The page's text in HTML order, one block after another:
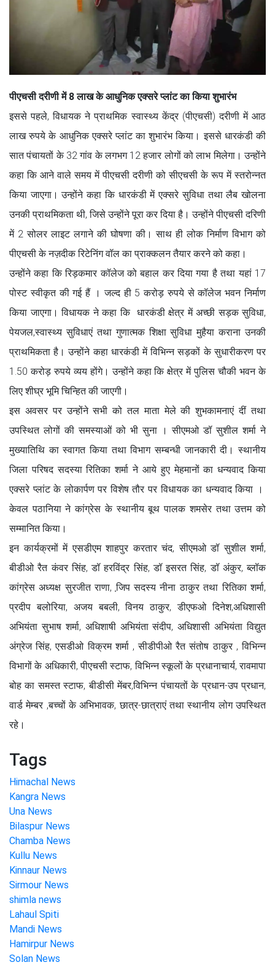
पीएचसी दरीणी में 8 लाख के आधुनिक एक्सरे प्लांट का किया शुभारंभ
इससे पहले, विधायक ने प्राथमिक स्वास्थ्य केंद्र (पीएचसी) दरीणी में आठ
लाख रुपये के आधुनिक एक्सरे प्लांट का शुभारंभ किया। इससे धारकंडी की
सात पंचायतों के 32 गांव के लगभग 12 हजार लोगों को लाभ मिलेगा। उन्होंने
कहा कि आने वाले समय में पीएचसी दरीणी को सीएचसी के रूप में स्तरोन्नत
किया जाएगा। उन्होंने कहा कि धारकंडी में एक्सरे सुविधा तथा लैब खोलना
उनकी प्राथमिकता थी, जिसे उन्होंने पूरा कर दिया है। उन्होंने पीएचसी दरिणी
में 2 सोलर लाइट लगाने की घोषणा की। साथ ही लोक निर्माण विभाग को
पीएचसी के नज़दीक रिटेनिंग वॉल का प्राक्कलन तैयार करने को कहा।
उन्होंने कहा कि रिड़कमार कॉलेज को बहाल कर दिया गया है तथा यहां 17
पोस्ट स्वीकृत की गई हैं । जल्द ही 5 करोड़ रुपये से कॉलेज भवन निर्माण
किया जाएगा। विधायक ने कहा कि धारकंडी क्षेत्र में अच्छी सड़क सुविधा,
पेयजल,स्वास्थ्य सुविधाएं तथा गुणात्मक शिक्षा सुविधा मुहैया कराना उनकी
प्राथमिकता है। उन्होंने कहा धारकंडी में विभिन्न सड़कों के सुधारीकरण पर
1.50 करोड़ रुपये व्यय होंगे। उन्होंने कहा कि क्षेत्र में पुलिस चौकी भवन के
लिए शीघ्र भूमि चिन्हित की जाएगी।
इस अवसर पर उन्होंने सभी को तल माता मेले की शुभकामनाएं दीं तथा
उपस्थित लोगों की समस्याओं को भी सुना । सीएमओ डॉ सुशील शर्मा ने
मुख्यातिथि का स्वागत किया तथा विभाग सम्बन्धी जानकारी दी। स्थानीय
जिला परिषद सदस्या रितिका शर्मा ने आये हुए मेहमानों का धन्यवाद किया
एक्सरे प्लांट के लोकार्पण पर विशेष तौर पर विधायक का धन्यवाद किया ।
केवल पठानिया ने कांग्रेस के स्थानीय बूथ पालक शमसेर तथा उत्तम को
सम्मानित किया।
इन कार्यक्रमों में एसडीएम शाहपुर करतार चंद, सीएमओ डॉ सुशील शर्मा,
बीडीओ रैत कंवर सिंह, डॉ हरविंद्र सिंह, डॉ इसरत सिंह, डॉ अंकुर, ब्लॉक
कांग्रेस अध्यक्ष सुरजीत राणा, जि़प सदस्य नीना ठाकुर तथा रितिका शर्मा,
प्रदीप बलोरिया, अजय बबली, विनय ठाकुर, डीएफओ दिनेश,अधिशासी
अभियंता सुभाष शर्मा, अधिशाषी अभियंता संदीप, अधिशासी अभियंता विद्युत
अंग्रेज सिंह, एसडीओ विक्रम शर्मा , सीडीपीओ रैत संतोष ठाकुर , विभिन्न
विभागों के अधिकारी, पीएचसी स्टाफ, विभिन्न स्कूलों के प्रधानाचार्य, रावमापा
बोह का समस्त स्टाफ, बीडीसी मेंबर,विभिन्न पंचायतों के प्रधान-उप प्रधान,
वार्ड मेम्बर ,बच्चों के अभिभावक, छात्र-छात्राएं तथा स्थानीय लोग उपस्थित
रहे।
Tags
Himachal News
Kangra News
Una News
Bilaspur News
Chamba News
Kullu News
Kinnaur News
Sirmour News
shimla news
Lahaul Spiti
Mandi News
Hamirpur News
Solan News